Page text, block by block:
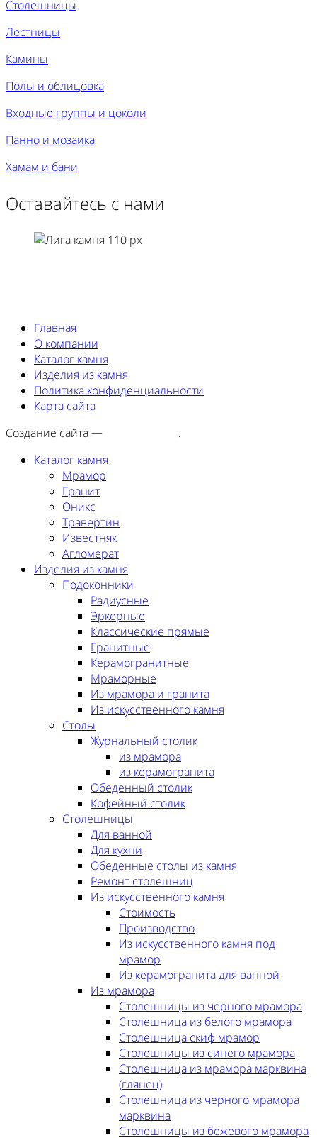
Столешницы
Лестницы
Камины
Полы и облицовка
Входные группы и цоколи
Панно и мозаика
Хамам и бани
Оставайтесь с нами
Главная
О компании
Каталог камня
Изделия из камня
Политика конфиденциальности
Карта сайта
Создание сайта —
.
Каталог камня
Мрамор
Гранит
Оникс
Травертин
Известняк
Агломерат
Изделия из камня
Подоконники
Радиусные
Эркерные
Классические прямые
Гранитные
Керамогранитные
Мраморные
Из мрамора и гранита
Из искусственного камня
Столы
Журнальный столик
из мрамора
из керамогранита
Обеденный столик
Кофейный столик
Столешницы
Для ванной
Для кухни
Обеденные столы из камня
Ремонт столешниц
Из искусственного камня
Стоимость
Производство
Из искусственного камня под
мрамор
Из керамогранита для ванной
Из мрамора
Столешницы из черного мрамора
Столешница из белого мрамора
Столешница скиф мрамор
Столешницы из синего мрамора
Столешница из мрамора марквина
(глянец)
Столешница из черного мрамора
марквина
Столешницы из бежевого мрамора